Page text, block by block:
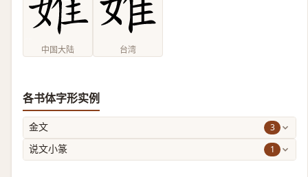
中国大陆 台湾
各书体字形实例
金文 3
说文小篆 1